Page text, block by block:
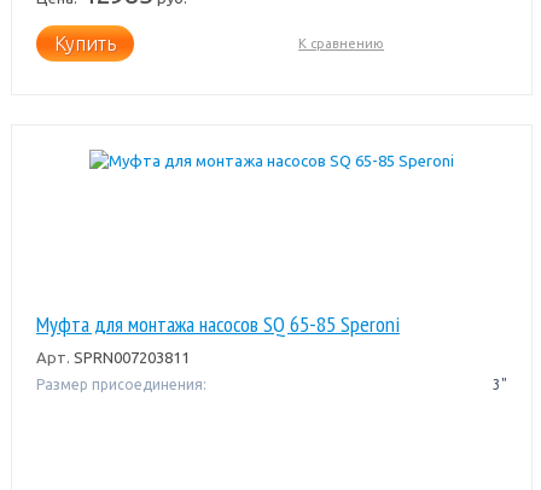
Купить К сравнению
Муфта для монтажа насосов SQ 65-85 Speroni
Арт. SPRN007203811
Размер присоединения: 3"